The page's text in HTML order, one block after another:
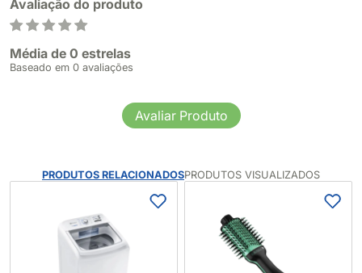
Avaliação do produto
Média de 0 estrelas
Baseado em 0 avaliações
Avaliar Produto
PRODUTOS RELACIONADOSPRODUTOS VISUALIZADOS